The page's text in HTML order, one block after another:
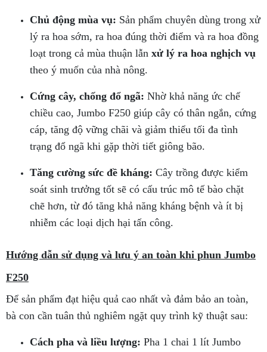
Chủ động mùa vụ: Sản phẩm chuyên dùng trong xử
lý ra hoa sớm, ra hoa đúng thời điểm và ra hoa đồng
loạt trong cả mùa thuận lẫn xử lý ra hoa nghịch vụ
theo ý muốn của nhà nông.
Cứng cây, chống đổ ngã: Nhờ khả năng ức chế
chiều cao, Jumbo F250 giúp cây có thân ngắn, cứng
cáp, tăng độ vững chãi và giảm thiểu tối đa tình
trạng đổ ngã khi gặp thời tiết giông bão.
Tăng cường sức đề kháng: Cây trồng được kiểm
soát sinh trưởng tốt sẽ có cấu trúc mô tế bào chặt
chẽ hơn, từ đó tăng khả năng kháng bệnh và ít bị
nhiễm các loại dịch hại tấn công.
Hướng dẫn sử dụng và lưu ý an toàn khi phun Jumbo
F250
Để sản phẩm đạt hiệu quả cao nhất và đảm bảo an toàn,
bà con cần tuân thủ nghiêm ngặt quy trình kỹ thuật sau:
Cách pha và liều lượng: Pha 1 chai 1 lít Jumbo